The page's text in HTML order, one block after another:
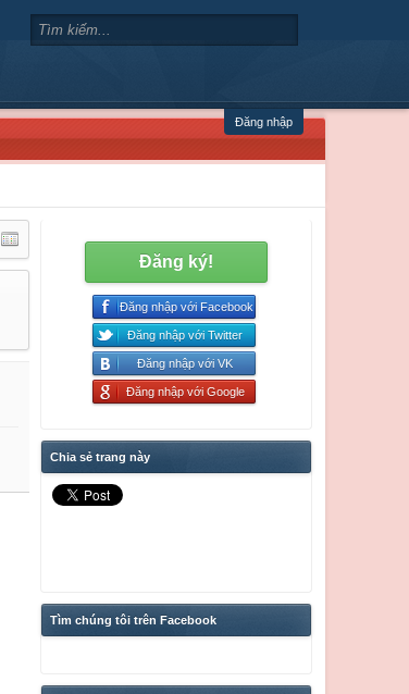
Đăng nhập
Đăng ký!
Đăng nhập với Facebook
Đăng nhập với Twitter
Đăng nhập với VK
Đăng nhập với Google
Chia sẻ trang này
Tìm chúng tôi trên Facebook